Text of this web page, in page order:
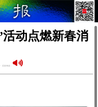
动点燃新春消